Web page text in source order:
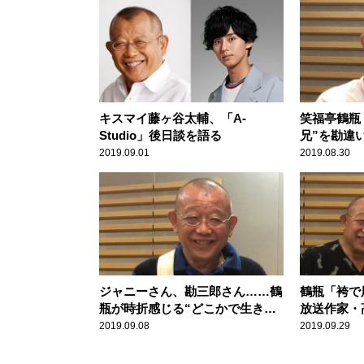
キスマイ藤ヶ谷太輔、「A-
Studio」後日談を語る
2019.09.01
笑福亭鶴
兄”を勘違
2019.08.30
ジャニーさん、勘三郎さん……鶴
瓶が時折感じる“どこかで生きて
る人”の魂
2019.09.08
鶴瓶「袴
放送作家
2019.09.29